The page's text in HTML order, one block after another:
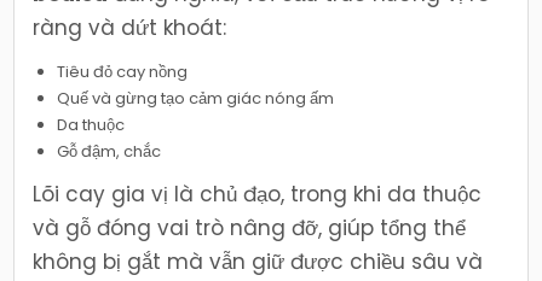
ràng và dứt khoát:
Tiêu đỏ cay nồng
Quế và gừng tạo cảm giác nóng ấm
Da thuộc
Gỗ đậm, chắc
Lõi cay gia vị là chủ đạo, trong khi da thuộc
và gỗ đóng vai trò nâng đỡ, giúp tổng thể
không bị gắt mà vẫn giữ được chiều sâu và